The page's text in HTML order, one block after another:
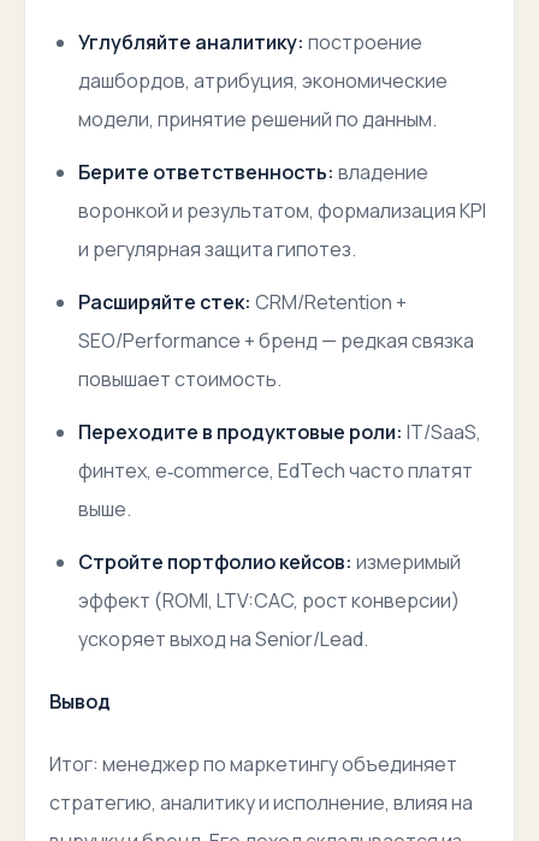
Углубляйте аналитику: построение
дашбордов, атрибуция, экономические
модели, принятие решений по данным.
Берите ответственность: владение
воронкой и результатом, формализация KPI
и регулярная защита гипотез.
Расширяйте стек: CRM/Retention +
SEO/Performance + бренд — редкая связка
повышает стоимость.
Переходите в продуктовые роли: IT/SaaS,
финтех, e‑commerce, EdTech часто платят
выше.
Стройте портфолио кейсов: измеримый
эффект (ROMI, LTV:CAC, рост конверсии)
ускоряет выход на Senior/Lead.
Вывод
Итог: менеджер по маркетингу объединяет
стратегию, аналитику и исполнение, влияя на